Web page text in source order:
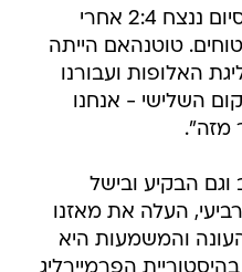
ממש לא. גם לא ציפיתי שבסיום ננצח 2:4 אחרי
טוטנהאם הייתה
האלופות ועבורנו
השלישי - אנחנו
מזה".
הבקיע ובישל
העלה את מאזנו
בישולים העונה והמשמעות היא